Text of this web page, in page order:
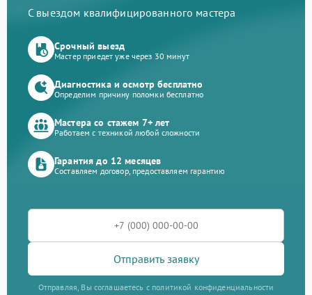
С выездом квалифицированного мастера
Срочный выезд
Мастер приедет уже через 30 минут
Диагностика и осмотр бесплатно
Определим причину поломки бесплатно
Мастера со стажем 7+ лет
Работаем с техникой любой сложности
Гарантия до 12 месяцев
Составляем договор, предоставляем гарантию
Отправить заявку
Отправляя, Вы соглашаетесь с политикой конфиденциальности